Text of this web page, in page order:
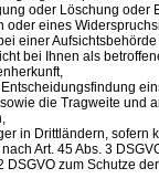
oder Löschung oder
eines
einer Aufsichtsbehörde
bei Ihnen als
die Tragweite und
in Drittländern, sofern
Art. 45 Abs. 3
DSGVO zum Schutze